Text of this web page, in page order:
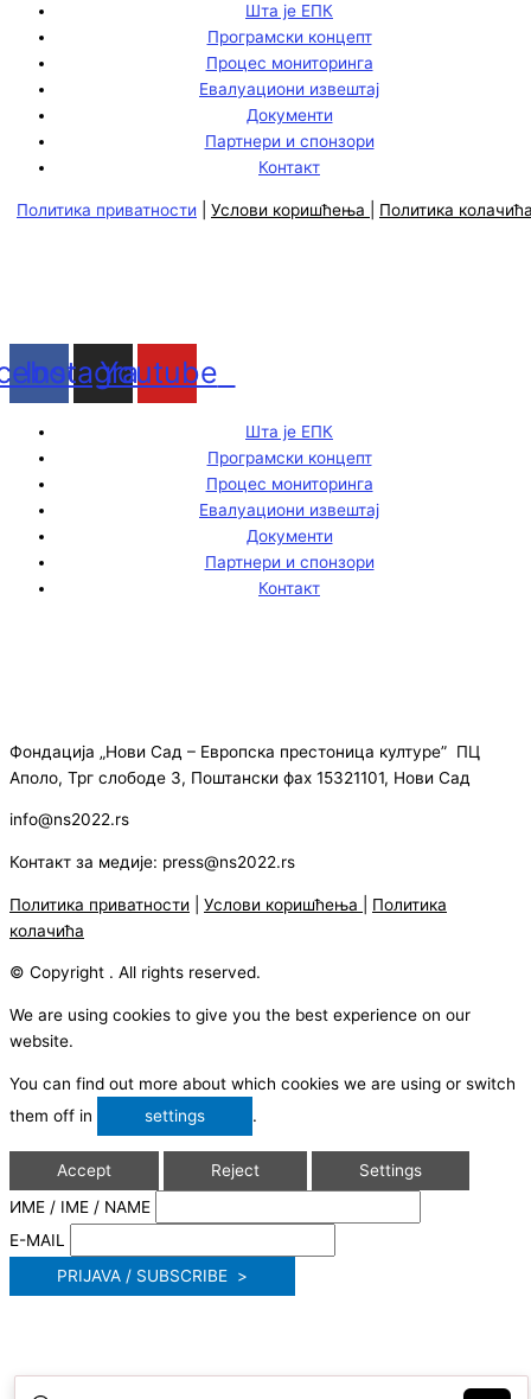
Шта је ЕПК
Програмски концепт
Процес мониторинга
Евалуациони извештај
Документи
Партнери и спонзори
Контакт
Политика приватности Услови коришћења Политика
Instagram
Youtube
Шта је ЕПК
Програмски концепт
Процес мониторинга
Евалуациони извештај
Документи
Партнери и спонзори
Контакт
Фондација „Нови Сад – Европска престоница културе” ПЦ
Аполо, Трг слободе 3, Поштански фах 15321101, Нови Сад
info@ns2022.rs
Контакт за медије: press@ns2022.rs
Политика приватности Услови коришћења
Политика
колачића
© Copyright . All rights reserved.
We are using cookies to give you the best experience on our
website.
You can find out more about which cookies we are using or switch
them off in
settings .
Accept Reject
Settings
ИМЕ / IME / NAME
E-MAIL